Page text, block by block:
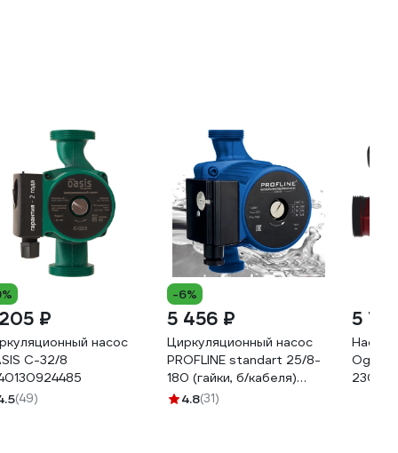
₽
насос
C-32/8
(49)
-6%
5 456 ₽
Циркуляционный насос
PROFLINE standart 25/8-
180 (гайки, б/кабеля)
УТ-00047622
4.8(31)
5
Насос
Ogint
230В